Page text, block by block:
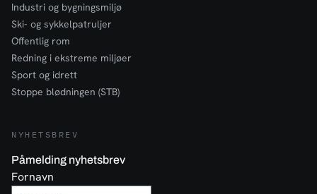
Industri og bygningsmiljø
Ski- og sykkelpatruljer
Offentlig rom
Redning i ekstreme miljøer
Sport og idrett
Stoppe blødningen (STB)
NYHETSBREV
Påmelding nyhetsbrev
Fornavn